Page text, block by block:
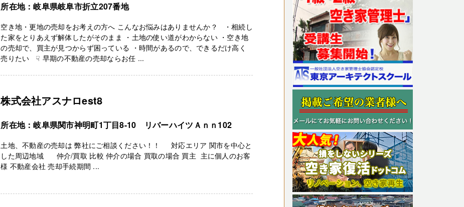
所在地：岐阜県岐阜市折立207番地
空き地・更地の売却をお考えの方へ こんなお悩みはありませんか？ ・相続し
た家をとりあえず解体したがそのまま ・土地の使い道がわからない ・空き地
の売却で、買主が見つからず困っている ・時間があるので、できるだけ高く
売りたい ☟ 早期の不動産の売却ならお任 ...
株式会社アスナロest8
所在地：岐阜県関市神明町1丁目8-10 リバーハイツＡｎｎ102
土地、不動産の売却は 弊社にご相談ください！！ 対応エリア 関市を中心と
した周辺地域 仲介/買取 比較 仲介の場合 買取の場合 買主 主に個人のお客
様 不動産会社 売却手続期間 ...